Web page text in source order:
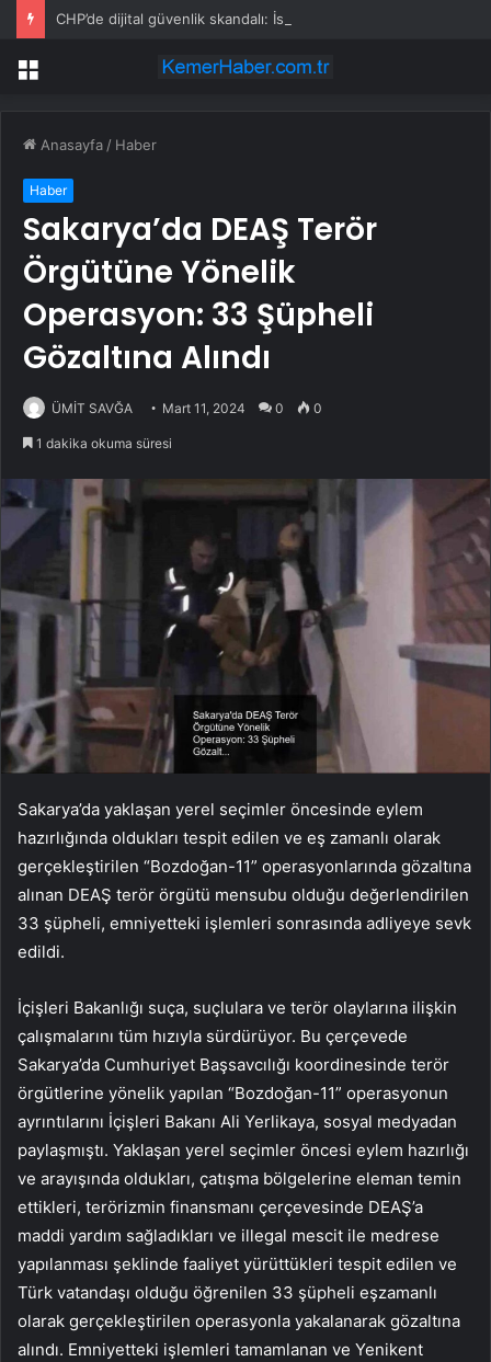
Menü
Anasayfa / Haber
Haber
Sakarya’da DEAŞ Terör
Örgütüne Yönelik
Operasyon: 33 Şüpheli
Gözaltına Alındı
ÜMİT SAVĞA Mart 11, 2024 0 0
1 dakika okuma süresi
Sakarya’da yaklaşan yerel seçimler öncesinde eylem
hazırlığında oldukları tespit edilen ve eş zamanlı olarak
gerçekleştirilen “Bozdoğan-11” operasyonlarında gözaltına
alınan DEAŞ terör örgütü mensubu olduğu değerlendirilen
33 şüpheli, emniyetteki işlemleri sonrasında adliyeye sevk
edildi.
İçişleri Bakanlığı suça, suçlulara ve terör olaylarına ilişkin
çalışmalarını tüm hızıyla sürdürüyor. Bu çerçevede
Sakarya’da Cumhuriyet Başsavcılığı koordinesinde terör
örgütlerine yönelik yapılan “Bozdoğan-11” operasyonun
ayrıntılarını İçişleri Bakanı Ali Yerlikaya, sosyal medyadan
paylaşmıştı. Yaklaşan yerel seçimler öncesi eylem hazırlığı
ve arayışında oldukları, çatışma bölgelerine eleman temin
ettikleri, terörizmin finansmanı çerçevesinde DEAŞ’a
maddi yardım sağladıkları ve illegal mescit ile medrese
yapılanması şeklinde faaliyet yürüttükleri tespit edilen ve
Türk vatandaşı olduğu öğrenilen 33 şüpheli eşzamanlı
olarak gerçekleştirilen operasyonla yakalanarak gözaltına
alındı. Emniyetteki işlemleri tamamlanan ve Yenikent